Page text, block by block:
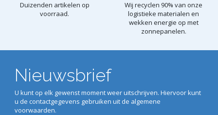
Duizenden artikelen op
voorraad.
Wij recyclen 90% van onze
logistieke materialen en
wekken energie op met
zonnepanelen.
Nieuwsbrief
U kunt op elk gewenst moment weer uitschrijven. Hiervoor kunt
u de contactgegevens gebruiken uit de algemene
voorwaarden.